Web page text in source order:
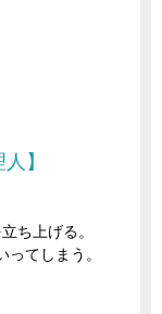
】
ち上げる。
てしまう。